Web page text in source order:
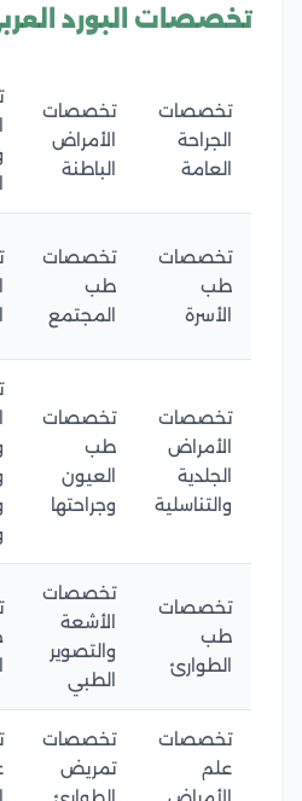
تخصصات البورد
تخصصات
الجراحة
العامة
تخصصات
الأمراض
الباطنة
تخصصات
طب
الأسرة
تخصصات
طب
المجتمع
تخصصات
الأمراض
الجلدية
والتناسلية
تخصصات
طب
العيون
وجراحتها
تخصصات
طب
الطوارئ
تخصصات
الأشعة
والتصوير
الطبي
تخصصات
علم
تخصصات
تمريض